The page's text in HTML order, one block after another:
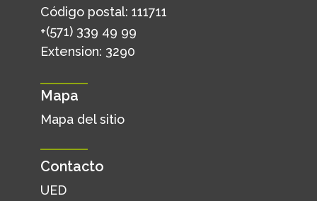
Código postal: 111711
+(571) 339 49 99
Extension: 3290
Mapa
Mapa del sitio
Contacto
UED